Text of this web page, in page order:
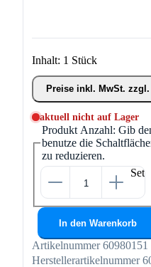
Inhalt: 1 Stück
Preise inkl. MwSt.
aktuell nicht auf Lager
Produkt Anzahl: Gib
benutze die
zu reduzieren.
Set
In den Warenkorb
Artikelnummer 60980151
Herstellerartikelnummer